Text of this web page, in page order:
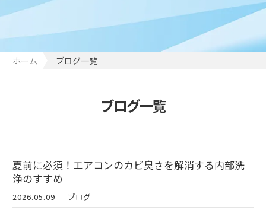
ホーム ブログ一覧
ブログ一覧
夏前に必須！エアコンのカビ臭さを解消する内部洗
浄のすすめ
2026.05.09 ブログ